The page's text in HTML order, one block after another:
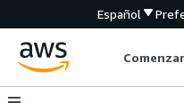
Español
Comenzar